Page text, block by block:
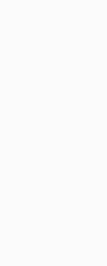
易,老域名出售,已备案域名,
推荐仿牌空间主机,国外欧
或企业均可注册
域名
年上涨
接